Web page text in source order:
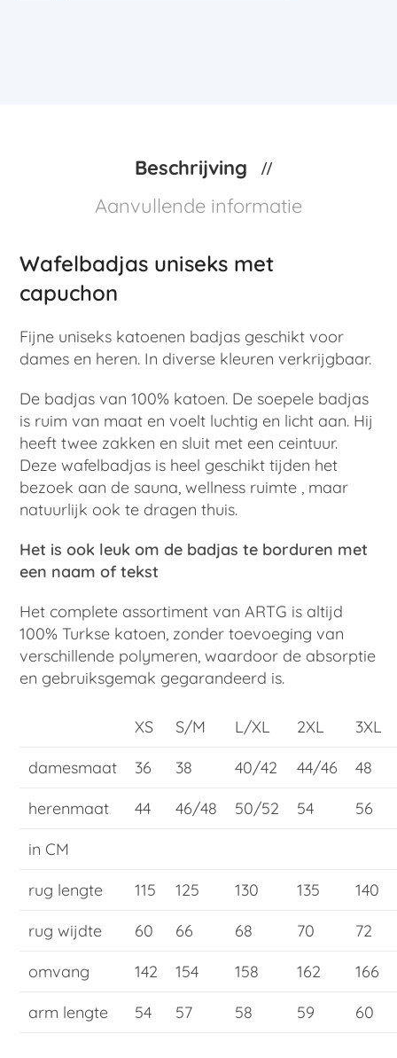
Beschrijving
Aanvullende informatie
Wafelbadjas uniseks met
capuchon
Fijne uniseks katoenen badjas geschikt voor
dames en heren. In diverse kleuren verkrijgbaar.
De badjas van 100% katoen. De soepele badjas
is ruim van maat en voelt luchtig en licht aan. Hij
heeft twee zakken en sluit met een ceintuur.
Deze wafelbadjas is heel geschikt tijden het
bezoek aan de sauna, wellness ruimte , maar
natuurlijk ook te dragen thuis.
Het is ook leuk om de badjas te borduren met
een naam of tekst
Het complete assortiment van ARTG is altijd
100% Turkse katoen, zonder toevoeging van
verschillende polymeren, waardoor de absorptie
en gebruiksgemak gegarandeerd is.
XS S/M L/XL 2XL
3XL
damesmaat
36 38 40/42 44/46
48
herenmaat
44 46/48 50/52 54
56
in CM
rug lengte
115 125 130 135
140
rug wijdte
60 66 68 70
72
omvang
142 154 158 162
166
arm lengte
54 57 58 59 60